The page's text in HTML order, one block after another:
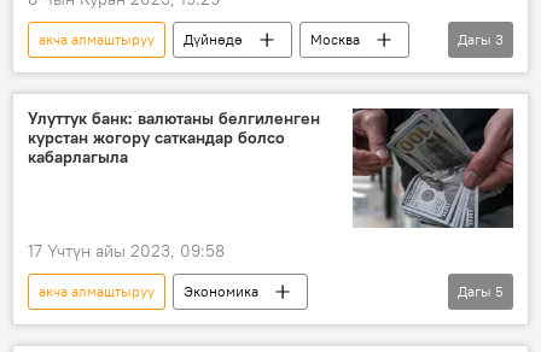
акча алмаштыруу Дүйнөдө
Москва
алдамчылык
тегирмен
кыргызстандык
Дагы 3
Улуттук банк: валютаны белгиленген
курстан жогору саткандар болсо
кабарлагыла
17 Үчтүн айы 2023, 09:58
акча алмаштыруу
Экономика
Улуттук банк
валюта
курс
Дагы 5